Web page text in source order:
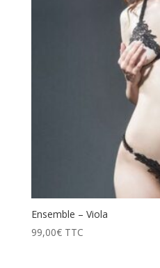
Ensemble – Viola
99,00€ TTC